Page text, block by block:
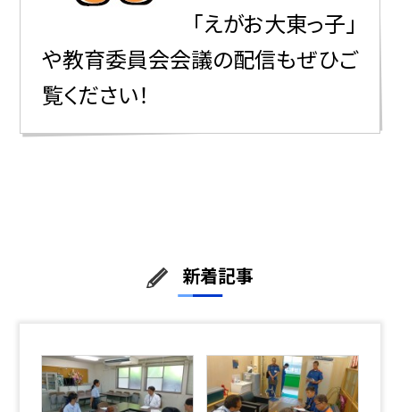
「えがお大東っ子」
や教育委員会会議の配信もぜひご
覧ください！
新着記事